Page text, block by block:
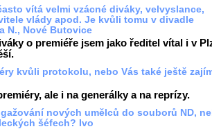
vítá velmi vzácné diváky, velvyslance,
vlády apod. Je kvůli tomu v divadle
N., Nové Butovice
o premiéře jsem jako ředitel vítal i v
kvůli protokolu, nebo Vás také ještě
ale i na generálky a na reprízy.
nových umělců do souborů ND,
šéfech? Ivo